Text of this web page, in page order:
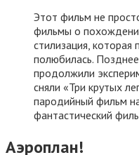
Этот фильм не
фильмы о
стилизация, которая
полюбилась.
продолжили
сняли «Три крутых
пародийный фильм
фантастический
Аэроплан!